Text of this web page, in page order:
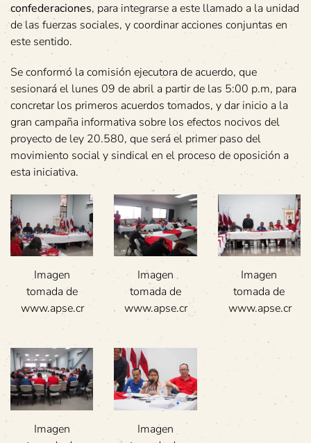
confederaciones, para integrarse a este llamado a la unidad
de las fuerzas sociales, y coordinar acciones conjuntas en
este sentido.
Se conformó la comisión ejecutora de acuerdo, que
sesionará el lunes 09 de abril a partir de las 5:00 p.m, para
concretar los primeros acuerdos tomados, y dar inicio a la
gran campaña informativa sobre los efectos nocivos del
proyecto de ley 20.580, que será el primer paso del
movimiento social y sindical en el proceso de oposición a
esta iniciativa.
Imagen
tomada de
www.apse.cr
Imagen
tomada de
www.apse.cr
Imagen
tomada de
www.apse.cr
Imagen
Imagen